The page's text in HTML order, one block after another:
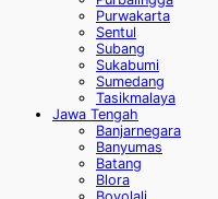
Purwakarta
Sentul
Subang
Sukabumi
Sumedang
Tasikmalaya
Jawa Tengah
Banjarnegara
Banyumas
Batang
Blora